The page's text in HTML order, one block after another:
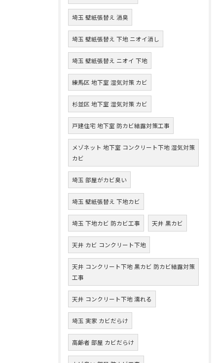
埼玉 壁紙張替え 消臭
埼玉 壁紙張替え 下地 ニオイ消し
埼玉 壁紙張替え ニオイ 下地
練馬区 地下室 湿気対策 カビ
杉並区 地下室 湿気対策 カビ
戸建住宅 地下室 防カビ結露対策工事
メゾネット 地下室 コンクリート下地 湿気対策
カビ
埼玉 部屋がカビ臭い
埼玉 壁紙張替え 下地カビ
埼玉 下地カビ 防カビ工事 天井 黒カビ
天井 カビ コンクリート下地
天井 コンクリート下地 黒カビ 防カビ結露対策
工事
天井 コンクリート下地 濡れる
埼玉 実家 カビだらけ
高齢者 部屋 カビだらけ